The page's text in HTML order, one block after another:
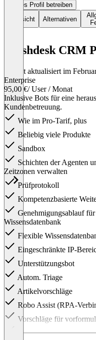
Dieses Profil betreiben
Übersicht
Alternativen
Freshdesk CRM
Zuletzt aktualisiert im
Enterprise
95,00 €/ User / Monat
Inklusive Bots für eine
Kundenbetreuung.
Wie im Pro-Tarif, plus
Beliebig viele Produkte
Sandbox
Schichten der Agenten
Zeitzonen verwalten
Prüfprotokoll
Kompetenzbasierte
Genehmigungsablauf
Wissensdatenbank
Flexible
Eingeschränkte IP-
Unterstützungsbot
Autom. Triage
Artikelvorschläge
Robo Assist (RPA-
Vorschläge für
Mehrere Produkte